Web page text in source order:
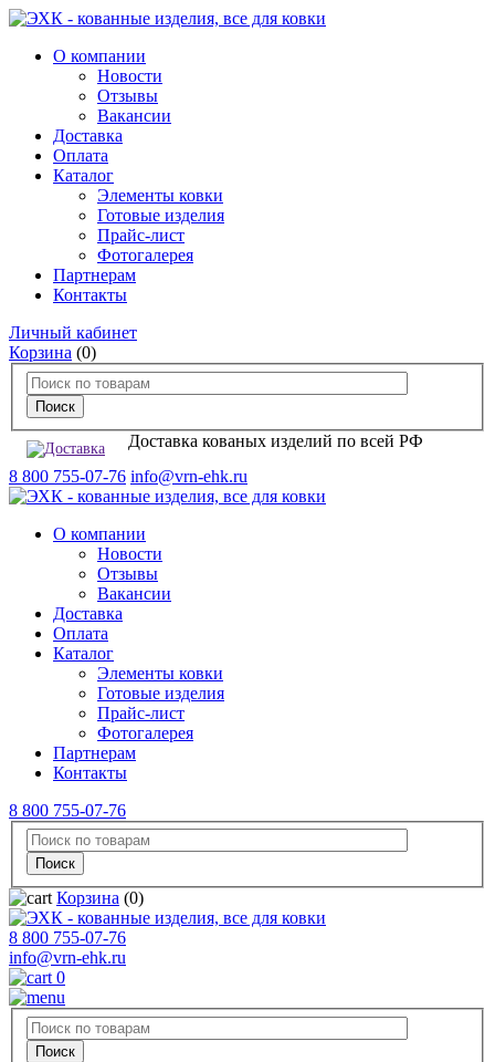
О компании
Новости
Отзывы
Вакансии
Доставка
Оплата
Каталог
Элементы ковки
Готовые изделия
Прайс-лист
Фотогалерея
Партнерам
Контакты
Личный кабинет
Корзина (0)
Доставка кованых изделий по всей РФ
8 800 755-07-76 info@vrn-ehk.ru
О компании
Новости
Отзывы
Вакансии
Доставка
Оплата
Каталог
Элементы ковки
Готовые изделия
Прайс-лист
Фотогалерея
Партнерам
Контакты
8 800 755-07-76
Корзина (0)
8 800 755-07-76
info@vrn-ehk.ru
0